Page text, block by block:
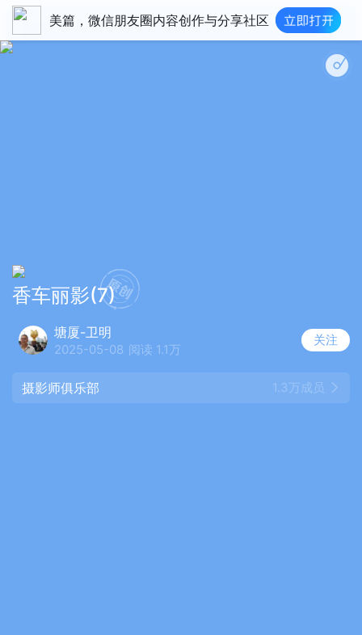
美篇，微信朋友圈内容创作与分享社区
香车丽影(7)
塘厦-卫明
2025-05-08 阅读 1.1万
关注
摄影师俱乐部 1.3万成员